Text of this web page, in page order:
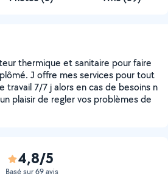
thermique et sanitaire pour faire
J offre mes services pour tout
travail 7/7 j alors en cas de besoins n
plaisir de regler vos problèmes de
4,8/5
Basé sur 69 avis